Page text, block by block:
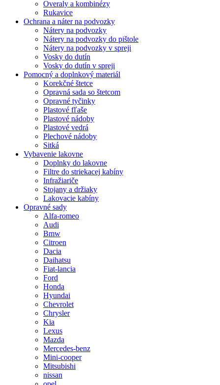
Overaly a kombinézy
Rukavice
Ochrana a náter na podvozky
Nátery na podvozky
Nátery na podvozky do pištole
Nátery na podvozky v spreji
Vosky do dutín
Vosky do dutín v spreji
Pomocný a doplnkový materiál
Korekčné štetce
Opravná sada so štetcom
Opravné tyčinky
Plastové fľaše
Plastové nádoby
Plastové vedrá
Plechové nádoby
Sitká
Vybavenie lakovne
Doplnky do lakovne
Filtre do striekacej kabíny
Infražiariče
Stojany a držiaky
Lakovacie kabíny
Opravné sady
Alfa-romeo
Audi
Bmw
Citroen
Dacia
Daihatsu
Fiat-lancia
Ford
Honda
Hyundai
Chevrolet
Chrysler
Kia
Lexus
Mazda
Mercedes-benz
Mini-cooper
Mitsubishi
nissan